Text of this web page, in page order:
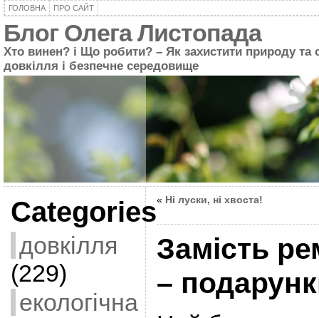
ГОЛОВНА ПРО САЙТ
Блог Олега Листопада
Хто винен? і Що робити? – Як захистити природу та
довкілля і безпечне середовище
Categories
довкілля
(229)
екологічна
« Ні луски, ні хвоста!
Замість
–